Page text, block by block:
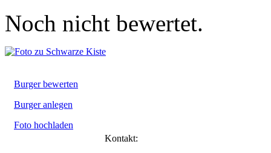
Noch nicht bewertet.
Burger bewerten
Burger anlegen
Foto hochladen
Kontakt: